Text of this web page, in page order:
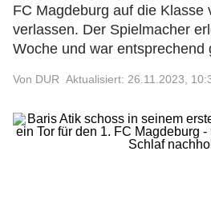
FC Magdeburg auf die Klasse
verlassen. Der Spielmacher
Woche und war entsprechend
Von DUR Aktualisiert: 26.11.2023,